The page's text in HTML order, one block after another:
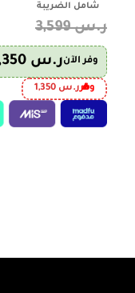
شامل الضريبة
ر.س3,599
وفر الآنر.س
وفرر.س 1,350